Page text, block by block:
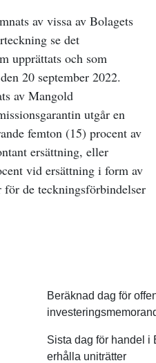
av vissa av Bolagets
se det
upprättats och som
20 september 2022.
av Mangold
utgår en
femton (15) procent av
ersättning, eller
vid ersättning i form av
de teckningsförbindelser
Beräknad dag för
Sista dag för handel i
erhålla uniträtter